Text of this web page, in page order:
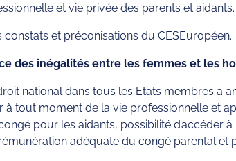
et vie privée des parents et aidants.
et préconisations du CESEuropéen.
des inégalités entre les femmes et les
national dans tous les Etats membres a
tout moment de la vie professionnelle et
pour les aidants, possibilité d’accéder
adéquate du congé parental